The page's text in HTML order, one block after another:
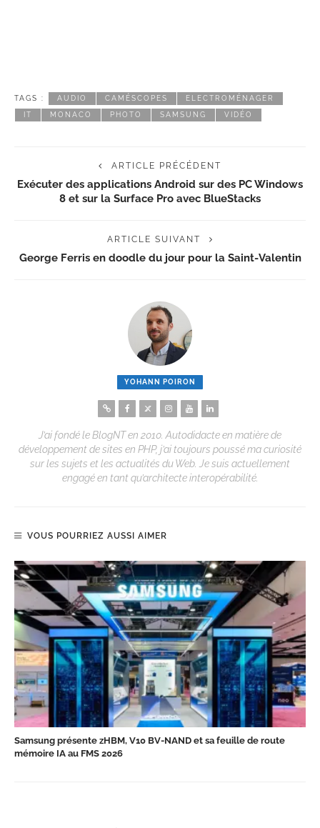
TAGS : AUDIO CAMÉSCOPES ELECTROMÉNAGER
IT MONACO PHOTO SAMSUNG VIDÉO
ARTICLE PRÉCÉDENT
Exécuter des applications Android sur des PC Windows
8 et sur la Surface Pro avec BlueStacks
ARTICLE SUIVANT
George Ferris en doodle du jour pour la Saint-Valentin
YOHANN POIRON
J’ai fondé le BlogNT en 2010. Autodidacte en matière de
développement de sites en PHP, j’ai toujours poussé ma curiosité
sur les sujets et les actualités du Web. Je suis actuellement
engagé en tant qu’architecte interopérabilité.
VOUS POURRIEZ AUSSI AIMER
Samsung présente zHBM, V10 BV-NAND et sa feuille de route
mémoire IA au FMS 2026